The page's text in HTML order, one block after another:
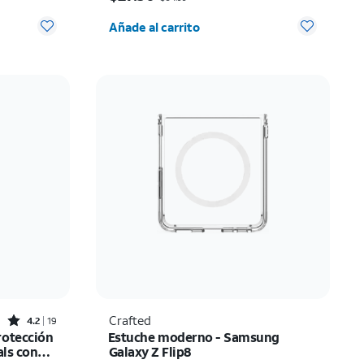
Cantidad seleccionada: 0
Añade al carrito
Rated4.2out of 5 stars with19reviews
4.2 19
con
Crafted
Estuche moderno - Samsung
Galaxy Z Flip8